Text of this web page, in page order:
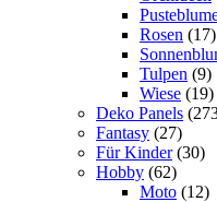
Rosen (17)
Tulpen (9)
Wiese (19)
Deko Panels
Fantasy (27)
Für Kinder (30)
Hobby (62)
Moto (12)